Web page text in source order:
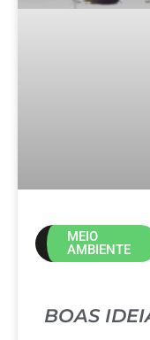
MEIO
AMBIENTE
BOAS